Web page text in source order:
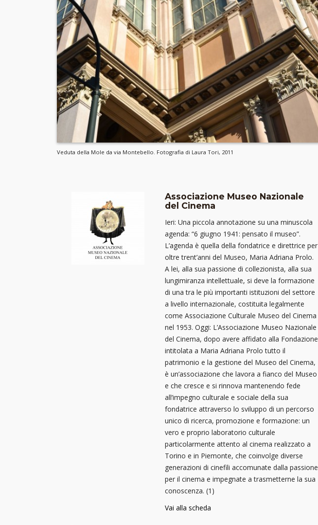
Veduta della Mole da via Montebello. Fotografia di Laura Tori, 2011
Associazione Museo Nazionale
del Cinema
Ieri: Una piccola annotazione su una minuscola
agenda: “6 giugno 1941: pensato il museo”.
L’agenda è quella della fondatrice e direttrice per
oltre trent’anni del Museo, Maria Adriana Prolo.
A lei, alla sua passione di collezionista, alla sua
lungimiranza intellettuale, si deve la formazione
di una tra le più importanti istituzioni del settore
a livello internazionale, costituita legalmente
come Associazione Culturale Museo del Cinema
nel 1953. Oggi: L’Associazione Museo Nazionale
del Cinema, dopo avere affidato alla Fondazione
intitolata a Maria Adriana Prolo tutto il
patrimonio e la gestione del Museo del Cinema,
è un’associazione che lavora a fianco del Museo
e che cresce e si rinnova mantenendo fede
all’impegno culturale e sociale della sua
fondatrice attraverso lo sviluppo di un percorso
unico di ricerca, promozione e formazione: un
vero e proprio laboratorio culturale
particolarmente attento al cinema realizzato a
Torino e in Piemonte, che coinvolge diverse
generazioni di cinefili accomunate dalla passione
per il cinema e impegnate a trasmetterne la sua
conoscenza. (1)
Vai alla scheda